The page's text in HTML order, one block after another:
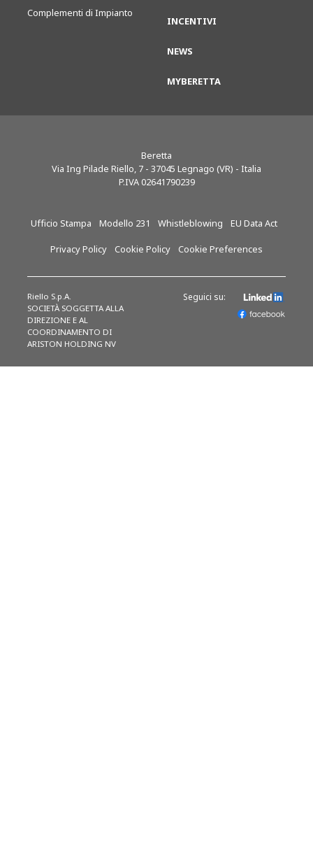
Complementi di Impianto
INCENTIVI
NEWS
MYBERETTA
Beretta
Via Ing Pilade Riello, 7 - 37045 Legnago (VR) - Italia
P.IVA 02641790239
Ufficio Stampa Modello 231 Whistleblowing EU Data Act
Privacy Policy Cookie Policy Cookie Preferences
Riello S.p.A.
SOCIETÀ SOGGETTA ALLA
DIREZIONE E AL
COORDINAMENTO DI
ARISTON HOLDING NV
Seguici su: